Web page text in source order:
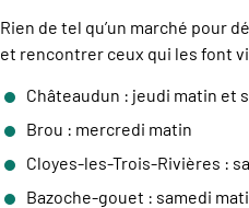
Rien de tel qu’un marché pour
et rencontrer ceux qui les font
Châteaudun : jeudi matin et
Brou : mercredi matin
Cloyes-les-Trois-Rivières :
Bazoche-gouet : samedi